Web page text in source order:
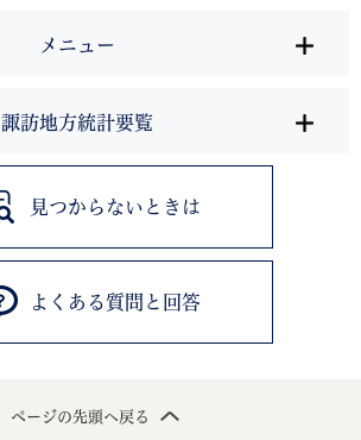
メニュー
諏訪地方統計要覧
見つからないときは
よくある質問と回答
ページの先頭へ戻る